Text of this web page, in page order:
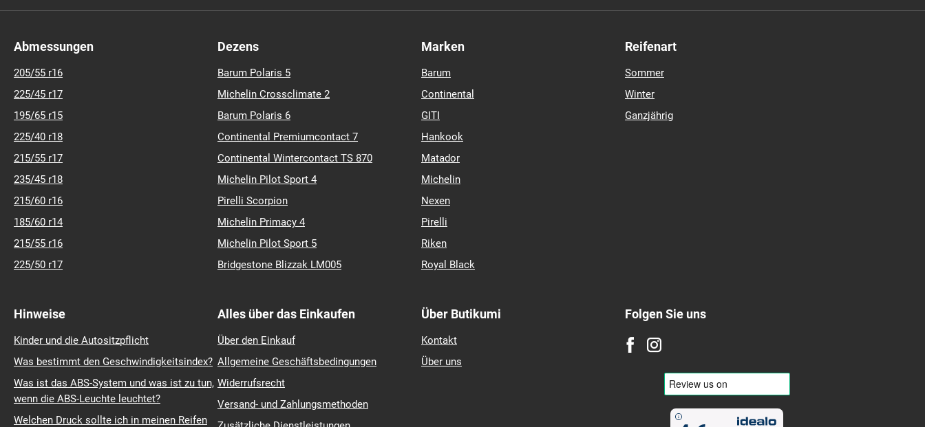
Brauchen Sie Hilfe?Kontaktieren Sie uns, und wir finden gemeinsam die beste Lösung. info@butikumi.de
205/55 r16
225/45 r17
195/65 r15
225/40 r18
215/55 r17
235/45 r18
215/60 r16
185/60 r14
Barum Polaris 5
Michelin Crossclimate 2
Barum Polaris 6
Continental Premiumcontact 7
Continental Wintercontact TS 870
Michelin Pilot Sport 4
Pirelli Scorpion
Michelin Primacy 4
Barum
Continental
GITI
Hankook
Matador
Michelin
Nexen
Pirelli
Sommer
Kinder und die Autositzpflicht
Was bestimmt den Geschwindigkeitsindex?
Was ist das ABS-System und was ist zu tun,
Über den Einkauf
Allgemeine Geschäftsbedingungen
Widerrufsrecht
Über Butikumi Folgen Sie uns